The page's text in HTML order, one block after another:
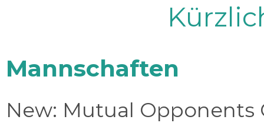
Mannschaften
New: Mutual Opponents